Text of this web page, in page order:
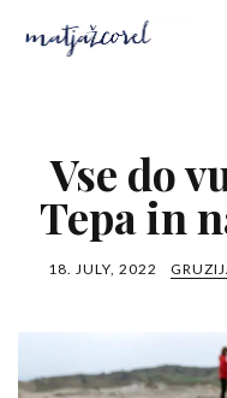
Vse do
Tepa in
18. JULY, 2022